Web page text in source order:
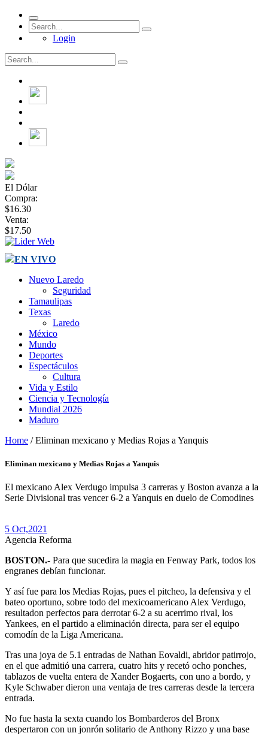
Login
El Dólar
Compra:
$16.30
Venta:
$17.50
EN VIVO
Nuevo Laredo
Seguridad
Tamaulipas
Texas
Laredo
México
Mundo
Deportes
Espectáculos
Cultura
Vida y Estilo
Ciencia y Tecnología
Mundial 2026
Maduro
Home / Eliminan mexicano y Medias Rojas a Yanquis
Eliminan mexicano y Medias Rojas a Yanquis
El mexicano Alex Verdugo impulsa 3 carreras y Boston avanza a la
Serie Divisional tras vencer 6-2 a Yanquis en duelo de Comodines
5 Oct,2021
Agencia Reforma
BOSTON.- Para que sucedira la magia en Fenway Park, todos los
engranes debían funcionar.
Y así fue para los Medias Rojas, pues el pitcheo, la defensiva y el
bateo oportuno, sobre todo del mexicoamericano Alex Verdugo,
resultadon perfectos para derrotar 6-2 a su acerrimo rival, los
Yankees, en el partido a eliminación directa, para ser el equipo
comodín de la Liga Americana.
Tras una joya de 5.1 entradas de Nathan Eovaldi, abridor patirrojo,
en el que admitió una carrera, cuatro hits y recetó ocho ponches,
tablazos de vuelta entera de Xander Bogaerts, con uno a bordo, y
Kyle Schwaber dieron una ventaja de tres carreras desde la tercera
entrada.
No fue hasta la sexta cuando los Bombarderos del Bronx
despertaron con un jonrón solitario de Anthony Rizzo y una base